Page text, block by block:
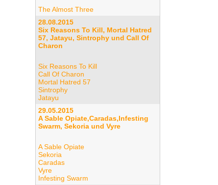
The Almost Three
28.08.2015
Six Reasons To Kill, Mortal Hatred
57, Jatayu, Sintrophy und Call Of
Charon
Six Reasons To Kill
Call Of Charon
Mortal Hatred 57
Sintrophy
Jatayu
29.05.2015
A Sable Opiate,Caradas,Infesting
Swarm, Sekoria und Vyre
A Sable Opiate
Sekoria
Caradas
Vyre
Infesting Swarm